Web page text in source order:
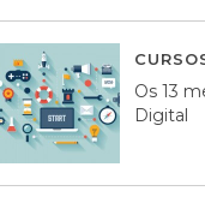
Os 13
Digital